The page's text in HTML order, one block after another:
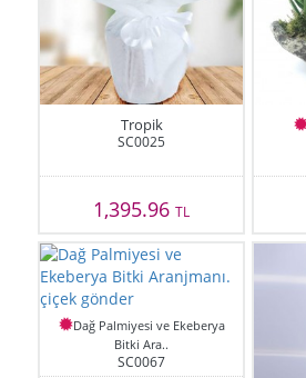
Tropik
SC0025
1,395.96TL
Dağ Palmiyesi ve Ekeberya
Bitki Ara..
SC0067